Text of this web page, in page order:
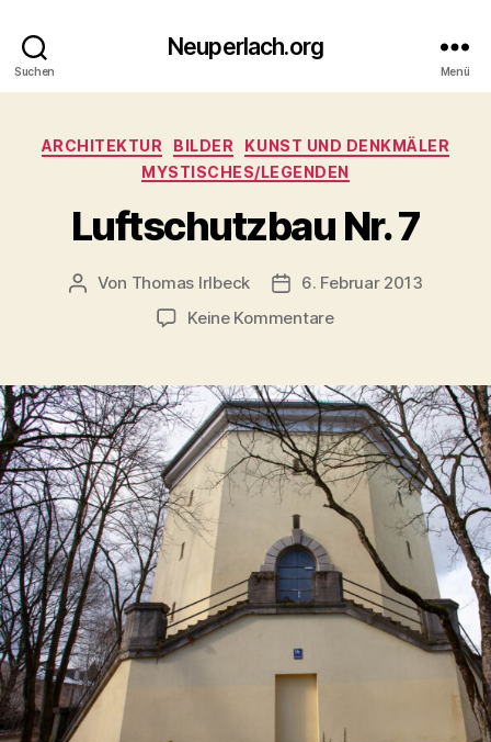
Suchen
Neuperlach.org
Menü
Kategorien
ARCHITEKTUR BILDER
KUNST UND DENKMÄLER
MYSTISCHES/LEGENDEN
Luftschutzbau Nr. 7
Beitragsautor
Von Thomas Irlbeck Veröffentlichungsdatum
6. Februar 2013
Keine Kommentarezu
7